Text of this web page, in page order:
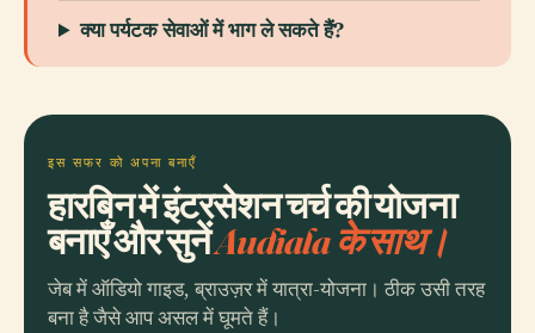
क्या पर्यटक सेवाओं में भाग ले सकते हैं?
इस सफर को अपना बनाएँ
हारबिन में इंटरसेशन चर्च की योजना
बनाएँ और सुनेंAudiala के साथ।
जेब में ऑडियो गाइड, ब्राउज़र में यात्रा-योजना। ठीक उसी तरह
बना है जैसे आप असल में घूमते हैं।